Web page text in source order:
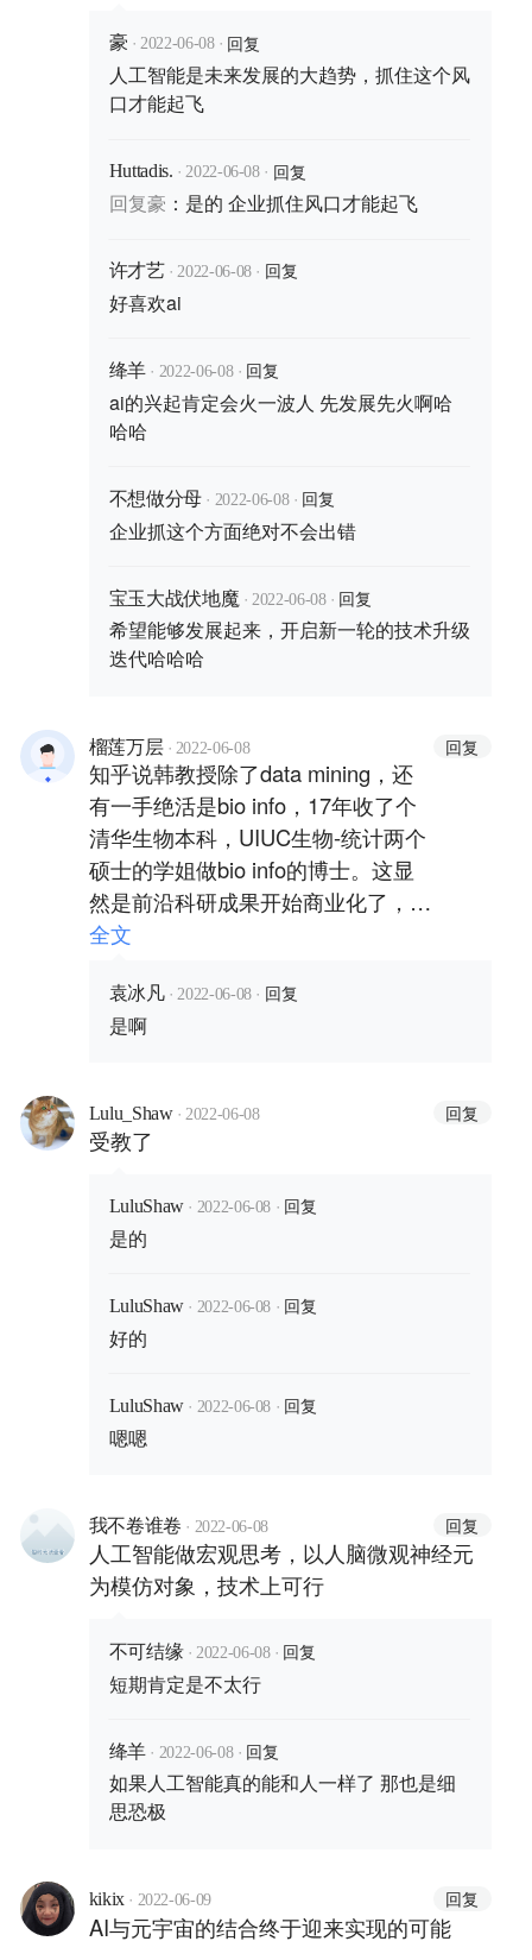
豪 · 2022-06-08 · 回复
人工智能是未来发展的大趋势，抓住这个风
口才能起飞
Huttadis. · 2022-06-08 · 回复
回复豪 ： 是的 企业抓住风口才能起飞
许才艺 · 2022-06-08 · 回复
好喜欢ai
绛羊 · 2022-06-08 · 回复
ai的兴起肯定会火一波人 先发展先火啊哈
哈哈
不想做分母 · 2022-06-08 · 回复
企业抓这个方面绝对不会出错
宝玉大战伏地魔 · 2022-06-08 · 回复
希望能够发展起来，开启新一轮的技术升级
迭代哈哈哈
榴莲万层 · 2022-06-08 回复
知乎说韩教授除了data mining，还
有一手绝活是bio info，17年收了个
清华生物本科，UIUC生物-统计两个
硕士的学姐做bio info的博士。这显
然是前沿科研成果开始商业化了，可
能在信息感知和仿真度上有所建树，
用场景，商业前景挺广阔的。
全文
袁冰凡 · 2022-06-08 · 回复
是啊
Lulu_Shaw · 2022-06-08 回复
受教了
LuluShaw · 2022-06-08 · 回复
是的
LuluShaw · 2022-06-08 · 回复
好的
LuluShaw · 2022-06-08 · 回复
嗯嗯
我不卷谁卷 · 2022-06-08 回复
人工智能做宏观思考，以人脑微观神经元
为模仿对象，技术上可行
不可结缘 · 2022-06-08 · 回复
短期肯定是不太行
绛羊 · 2022-06-08 · 回复
如果人工智能真的能和人一样了 那也是细
思恐极
kikix · 2022-06-09 回复
AI与元宇宙的结合终于迎来实现的可能